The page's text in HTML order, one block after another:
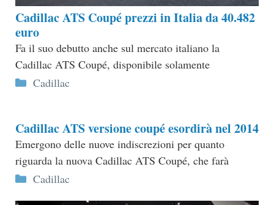
Cadillac ATS Coupé prezzi in Italia da 40.482
euro
Fa il suo debutto anche sul mercato italiano la
Cadillac ATS Coupé, disponibile solamente
Categorie
Cadillac
Cadillac ATS versione coupé esordirà nel 2014
Emergono delle nuove indiscrezioni per quanto
riguarda la nuova Cadillac ATS Coupé, che farà
Categorie
Cadillac